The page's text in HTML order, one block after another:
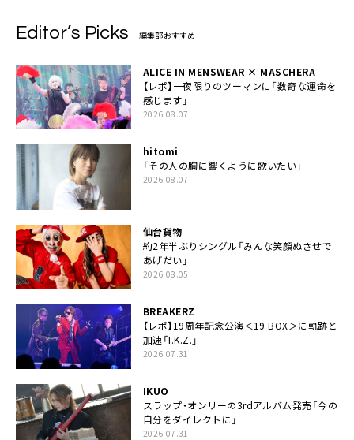
Editor’s Picks 編集部おすすめ
ALICE IN MENSWEAR × MASCHERA
【レポ】一夜限りのツーマンに「数奇な運命を
感じます」
2026.08.07
hitomi
「その人の胸に響くように歌いたい」
2026.08.07
仙台貨物
約2年半ぶりシングル「みんな笑顔ぬさせで
あげだい」
2026.08.05
BREAKERZ
【レポ】19周年記念公演＜19 BOX＞に軌跡と
加速「I.K.Z.」
2026.07.31
IKUO
スラップ・オンリーの3rdアルバム発売「今の
自分をダイレクトに」
2026.07.31